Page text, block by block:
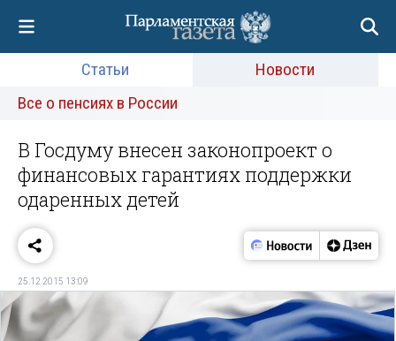
Статьи
Новости
Все о пенсиях в России
В Госдуму внесен законопроект о
финансовых гарантиях поддержки
одаренных детей
25.12.2015 13:09